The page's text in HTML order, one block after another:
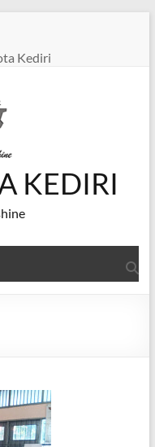
Kediri
KEDIRI